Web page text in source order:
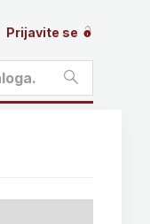
Prijavite se